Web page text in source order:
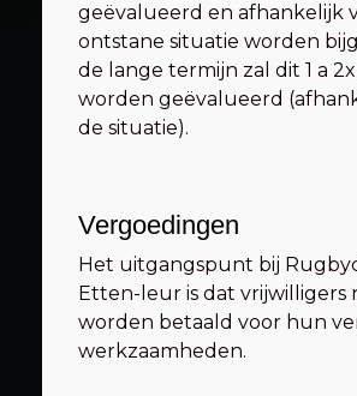
geëvalueerd en afhankelijk
ontstane situatie worden
de lange termijn zal dit 1 a
worden geëvalueerd
de situatie).
Vergoedingen
Het uitgangspunt bij
Etten-leur is dat vrijwilligers
worden betaald voor hun
werkzaamheden.